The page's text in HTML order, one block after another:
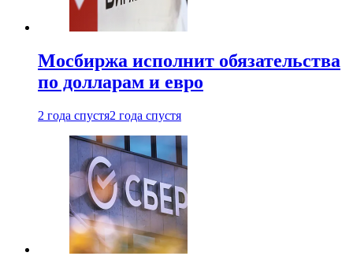
Мосбиржа исполнит обязательства
по долларам и евро
2 года спустя2 года спустя